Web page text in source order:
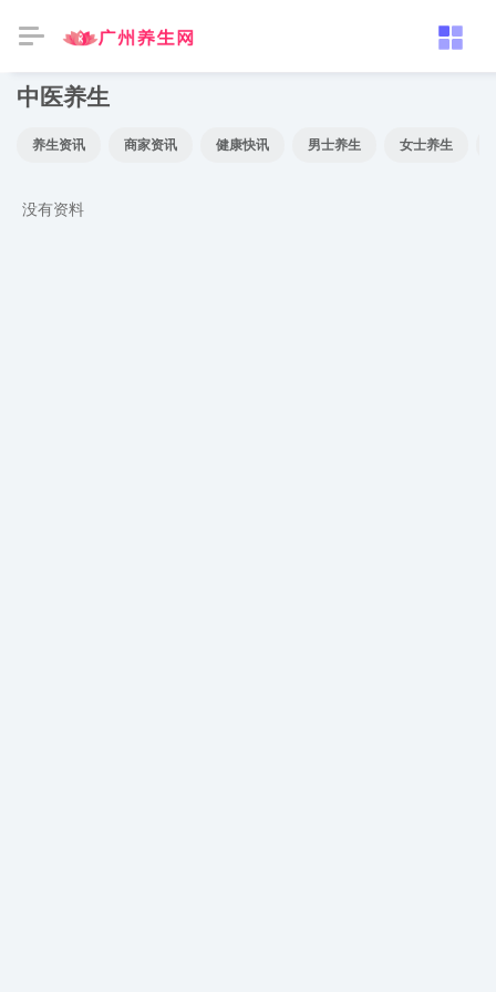
中医养生
养生资讯 商家资讯 健康快讯 男士养生 女士养生
没有资料